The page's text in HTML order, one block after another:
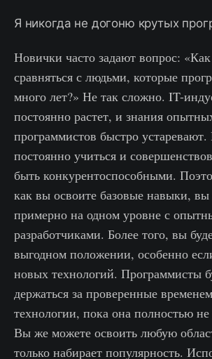
Я никогда не догоню крутых
Новички часто задают вопрос:
сравняться с людьми, которые
много лет?» Не так сложно. IT-
постоянно растет, и знания
программистов быстро
постоянно учиться и
быть конкурентоспособными.
как вы освоите базовые навыки, вы
примерно на одном уровне с
разработчиками. Более того, вы
выгодном положении, особенно
новых технологий. Программисты
держаться за проверенные
технологии, пока она полностью не
Вы же можете освоить любую
только набирает популярность.